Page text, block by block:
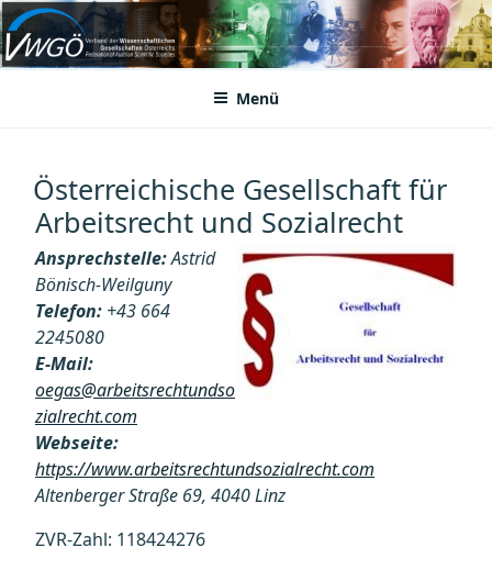
Zum
Inhalt
springenVWGÖ
Federation of Austrian Scientific Societies
Menü
Österreichische Gesellschaft für
Arbeitsrecht und Sozialrecht
Ansprechstelle:Astrid
Bönisch-Weilguny
Telefon: +43 664
2245080
E-Mail:
oegas@arbeitsrechtundso
zialrecht.com
Webseite:
https://www.arbeitsrechtundsozialrecht.com
Altenberger Straße 69, 4040 Linz
ZVR-Zahl: 118424276